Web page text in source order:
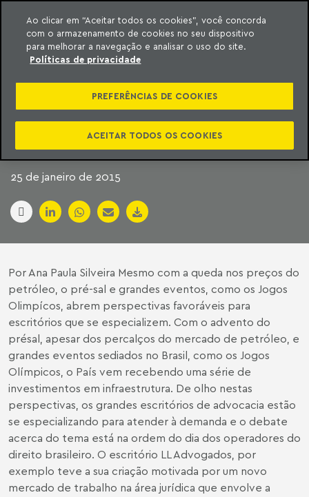
o conteúdo
Machado Meyer
INFRAESTRUTURA, A
NOVA APOSTA DOS
ADVOGADOS
25 de janeiro de 2015
Por Ana Paula Silveira Mesmo com a queda nos preços do
petróleo, o pré-sal e grandes eventos, como os Jogos
Olimpícos, abrem perspectivas favoráveis para
escritórios que se especializem. Com o advento do
présal, apesar dos percalços do mercado de petróleo, e
grandes eventos sediados no Brasil, como os Jogos
Olímpicos, o País vem recebendo uma série de
investimentos em infraestrutura. De olho nestas
perspectivas, os grandes escritórios de advocacia estão
se especializando para atender à demanda e o debate
acerca do tema está na ordem do dia dos operadores do
direito brasileiro. O escritório LL Advogados, por
exemplo teve a sua criação motivada por um novo
mercado de trabalho na área jurídica que envolve a
Ao clicar em “Aceitar todos os cookies”, você concorda
com o armazenamento de cookies no seu dispositivo
para melhorar a navegação e analisar o uso do site.
Políticas de privacidade
PREFERÊNCIAS DE COOKIES
ACEITAR TODOS OS COOKIES